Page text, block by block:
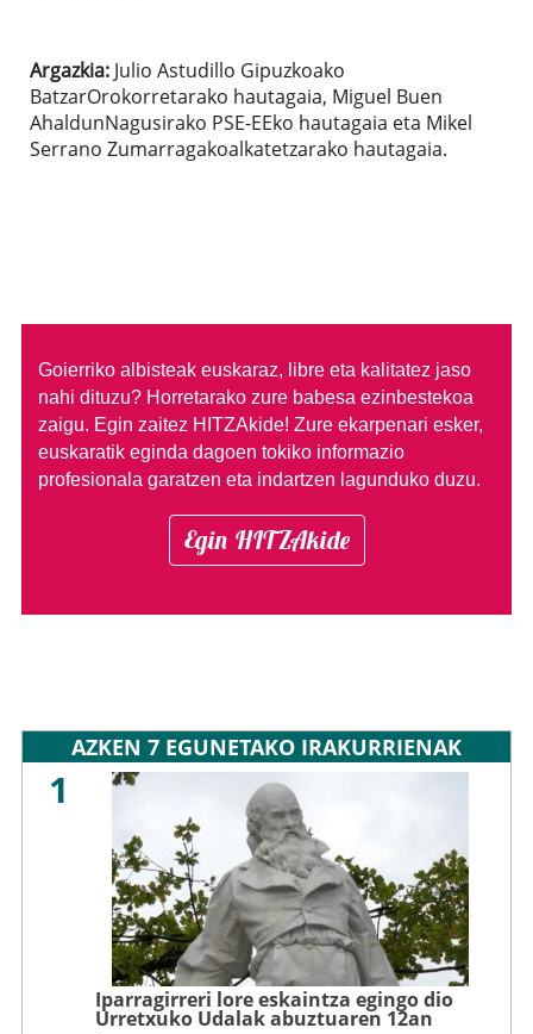
Argazkia: Julio Astudillo Gipuzkoako
BatzarOrokorretarako hautagaia, Miguel Buen
AhaldunNagusirako PSE-EEko hautagaia eta Mikel
Serrano Zumarragakoalkatetzarako hautagaia.
Goierriko albisteak euskaraz, libre eta kalitatez jaso
nahi dituzu? Horretarako zure babesa ezinbestekoa
zaigu. Egin zaitez HITZAkide! Zure ekarpenari esker,
euskaratik eginda dagoen tokiko informazio
profesionala garatzen eta indartzen lagunduko duzu.
Egin HITZAkide
AZKEN 7 EGUNETAKO IRAKURRIENAK
1
Iparragirreri lore eskaintza egingo dio
Urretxuko Udalak abuztuaren 12an